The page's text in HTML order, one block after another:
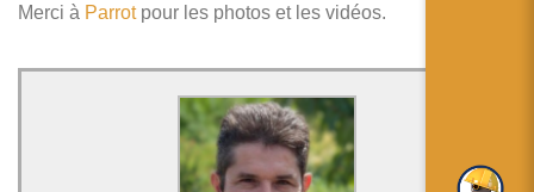
Merci à Parrot pour les photos et les vidéos.